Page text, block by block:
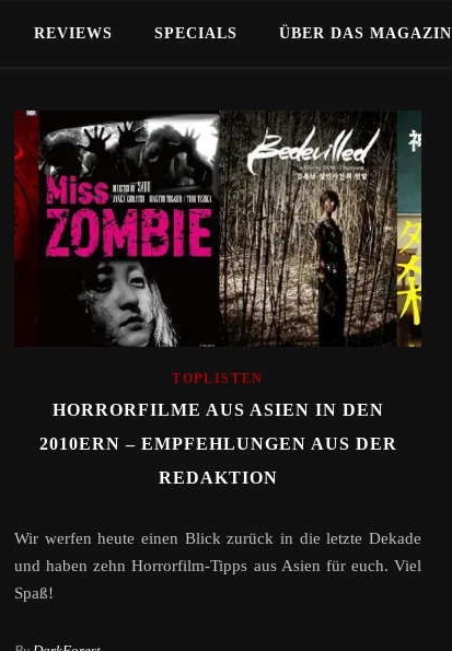
REVIEWS SPECIALS ÜBER DAS MAGAZIN
TOPLISTEN
HORRORFILME AUS ASIEN IN DEN
2010ERN – EMPFEHLUNGEN AUS DER
REDAKTION
Wir werfen heute einen Blick zurück in die letzte Dekade
und haben zehn Horrorfilm-Tipps aus Asien für euch. Viel
Spaß!